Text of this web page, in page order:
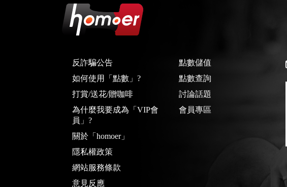
反詐騙公告
如何使用「點數」?
打賞/送花/贈咖啡
為什麼我要成為「VIP會
員」?
關於「homoer」
隱私權政策
網站服務條款
意見反應
點數儲值
點數查詢
討論話題
會員專區